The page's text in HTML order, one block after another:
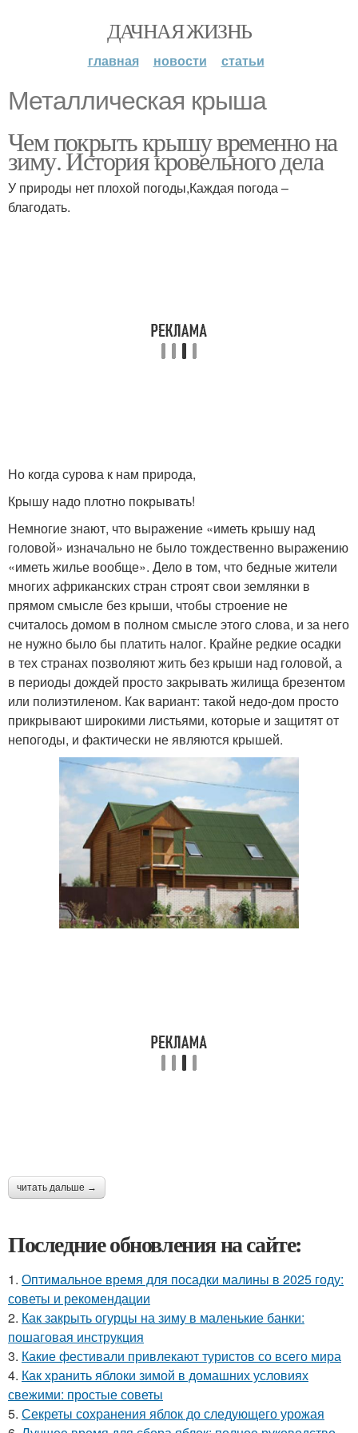
ДАЧНАЯ ЖИЗНЬ
главная новости статьи
Металлическая крыша
Чем покрыть крышу временно на
зиму. История кровельного дела
У природы нет плохой погоды,Каждая погода –
благодать.
Но когда сурова к нам природа,
Крышу надо плотно покрывать!
Немногие знают, что выражение «иметь крышу над
головой» изначально не было тождественно выражению
«иметь жилье вообще». Дело в том, что бедные жители
многих африканских стран строят свои землянки в
прямом смысле без крыши, чтобы строение не
считалось домом в полном смысле этого слова, и за него
не нужно было бы платить налог. Крайне редкие осадки
в тех странах позволяют жить без крыши над головой, а
в периоды дождей просто закрывать жилища брезентом
или полиэтиленом. Как вариант: такой недо-дом просто
прикрывают широкими листьями, которые и защитят от
непогоды, и фактически не являются крышей.
читать дальше →
Последние обновления на сайте:
1. Оптимальное время для посадки малины в 2025 году:
советы и рекомендации
2. Как закрыть огурцы на зиму в маленькие банки:
пошаговая инструкция
3. Какие фестивали привлекают туристов со всего мира
4. Как хранить яблоки зимой в домашних условиях
свежими: простые советы
5. Секреты сохранения яблок до следующего урожая